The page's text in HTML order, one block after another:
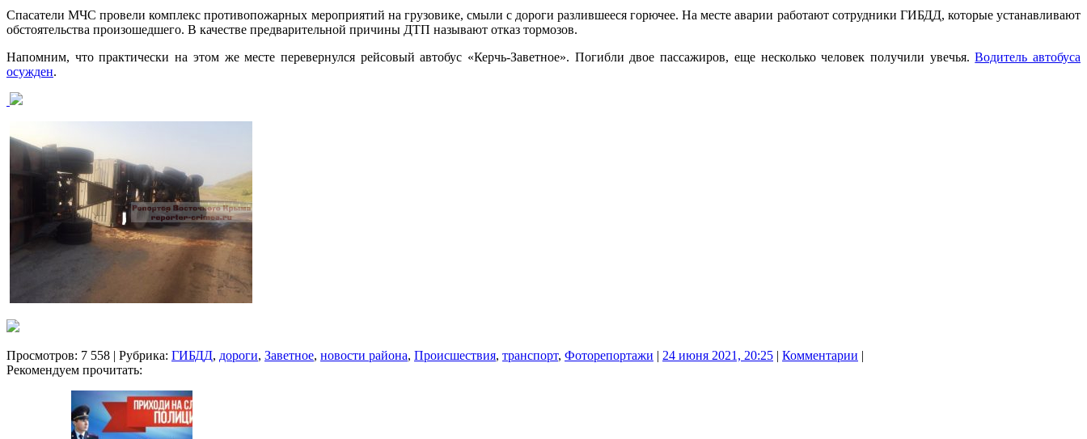
Спасатели МЧС провели комплекс противопожарных мероприятий на грузовике, смыли с дороги разлившееся горючее. На месте аварии работают сотрудники ГИБДД, которые устанавливают
обстоятельства произошедшего. В качестве предварительной причины ДТП называют отказ тормозов.
Напомним, что практически на этом же месте перевернулся рейсовый автобус «Керчь-Заветное». Погибли двое пассажиров, еще несколько человек получили увечья.Водитель автобуса
осужден.
Просмотров: 7 558 | Рубрика: ГИБДД, дороги, Заветное, новости района, Происшествия, транспорт, Фоторепортажи | 24 июня 2021, 20:25 | Комментарии |
Рекомендуем прочитать: